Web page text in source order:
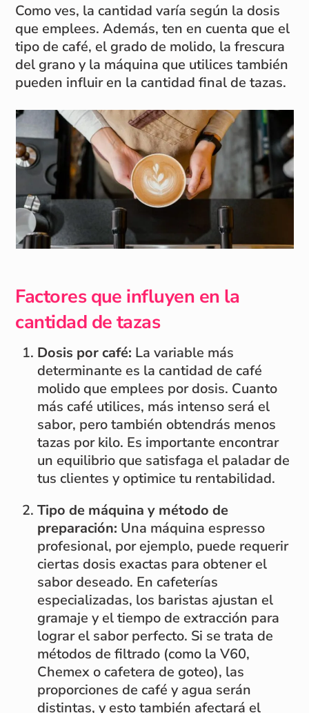
Como ves, la cantidad varía según la dosis
que emplees. Además, ten en cuenta que el
tipo de café, el grado de molido, la frescura
del grano y la máquina que utilices también
pueden influir en la cantidad final de tazas.
Factores que influyen en la
cantidad de tazas
Dosis por café: La variable más
determinante es la cantidad de café
molido que emplees por dosis. Cuanto
más café utilices, más intenso será el
sabor, pero también obtendrás menos
tazas por kilo. Es importante encontrar
un equilibrio que satisfaga el paladar de
tus clientes y optimice tu rentabilidad.
Tipo de máquina y método de
preparación: Una máquina espresso
profesional, por ejemplo, puede requerir
ciertas dosis exactas para obtener el
sabor deseado. En cafeterías
especializadas, los baristas ajustan el
gramaje y el tiempo de extracción para
lograr el sabor perfecto. Si se trata de
métodos de filtrado (como la V60,
Chemex o cafetera de goteo), las
proporciones de café y agua serán
distintas, y esto también afectará el